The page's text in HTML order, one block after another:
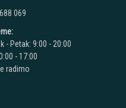
069
- Petak: 9:00 - 20:00
- 17:00
radimo